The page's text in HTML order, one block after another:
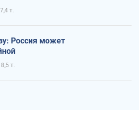
7,4 т.
Россия может
8,5 т.